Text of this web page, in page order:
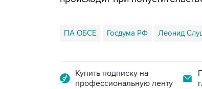
ПА ОБСЕ Госдума РФ Леонид
Купить подписку на
профессиональную ленту